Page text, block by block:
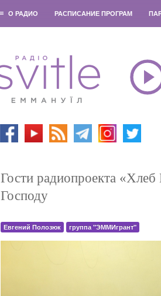
О РАДИО РАСПИСАНИЕ ПРОГРАМ
Гости радиопроекта
Господу
Евгений Полозюк группа "ЭММИгрант"